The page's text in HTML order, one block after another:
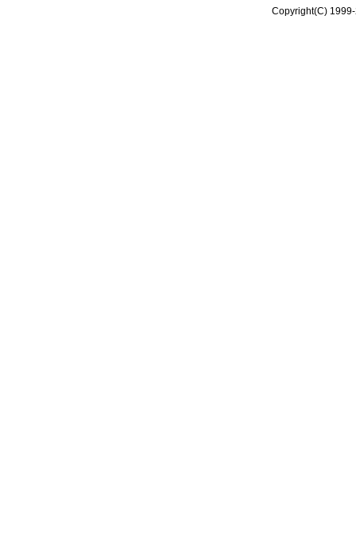
Copyright(C)